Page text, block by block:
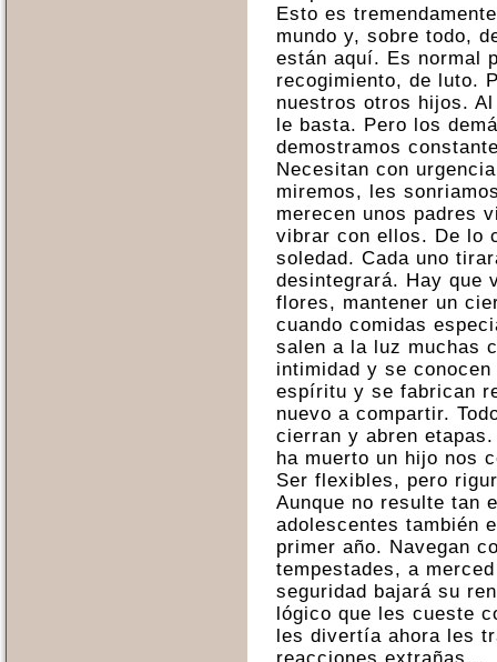
Esto es
mundo y, sobre todo,
están aquí. Es normal
recogimiento, de luto.
nuestros otros hijos.
le basta. Pero los
demostramos
Necesitan con
miremos, les
merecen unos padres
vibrar con ellos. De lo
soledad. Cada uno
desintegrará. Hay que
flores, mantener un
cuando comidas
salen a la luz muchas
intimidad y se
espíritu y se fabrican
nuevo a compartir.
cierran y abren
ha muerto un hijo nos
Ser flexibles, pero
Aunque no resulte tan
adolescentes también
primer año. Navegan
tempestades, a
seguridad bajará su
lógico que les cueste
les divertía ahora les